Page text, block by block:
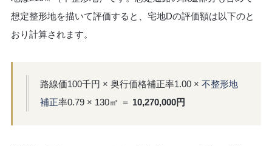
想定整形地を描いて評価すると、宅地Dの評価額は以下のと
おり計算されます。
路線価100千円 × 奥行価格補正率1.00 × 不整形地
補正率0.79 × 130㎡ ＝ 10,270,000円